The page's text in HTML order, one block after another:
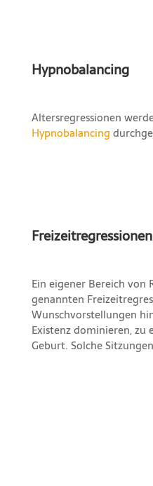
Hypnobalancing
Altersregressionen
Hypnobalancing
Freizeitregressionen
Ein eigener Bereich von
genannten
Wunschvorstellungen
Existenz dominieren,
Geburt. Solche